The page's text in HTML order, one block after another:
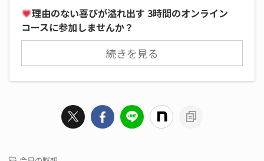
理由のない喜びが溢れ出す 3時間のオンライン
コースに参加しませんか？
続きを見る